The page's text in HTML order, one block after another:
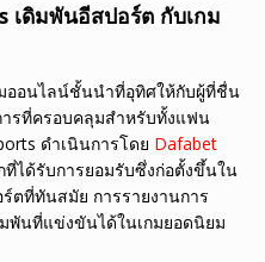
ดิมพันอีสปอร์ต กับเกม
ออนไลน์ชั้นนำที่อุทิศให้กับผู้ที่ชื่น
รที่ครอบคลุมสำหรับทั้งแฟน
ดำเนินการโดย Dafabet
ที่ได้รับการยอมรับซึ่งก่อตั้งขึ้นใน
ตที่ทันสมัย ​​การรายงานการ
พันที่แข่งขันได้ในเกมยอดนิยม